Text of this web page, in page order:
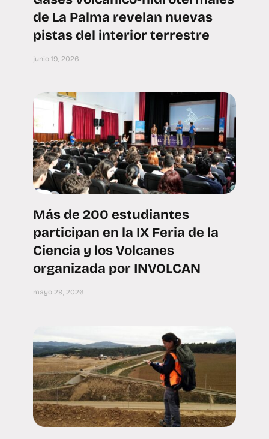
de La Palma revelan nuevas
pistas del interior terrestre
junio 19, 2026
Más de 200 estudiantes
participan en la IX Feria de la
Ciencia y los Volcanes
organizada por INVOLCAN
mayo 29, 2026